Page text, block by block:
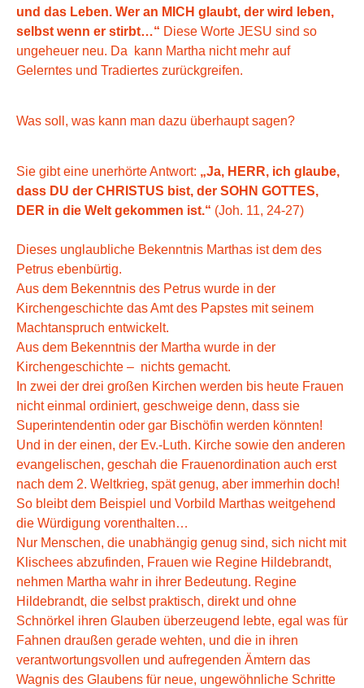
und das Leben. Wer an MICH glaubt, der wird leben,
selbst wenn er stirbt…“ Diese Worte JESU sind so
ungeheuer neu. Da kann Martha nicht mehr auf
Gelerntes und Tradiertes zurückgreifen.
Was soll, was kann man dazu überhaupt sagen?
Sie gibt eine unerhörte Antwort: „Ja, HERR, ich glaube,
dass DU der CHRISTUS bist, der SOHN GOTTES,
DER in die Welt gekommen ist.“ (Joh. 11, 24-27)
Dieses unglaubliche Bekenntnis Marthas ist dem des
Petrus ebenbürtig.
Aus dem Bekenntnis des Petrus wurde in der
Kirchengeschichte das Amt des Papstes mit seinem
Machtanspruch entwickelt.
Aus dem Bekenntnis der Martha wurde in der
Kirchengeschichte – nichts gemacht.
In zwei der drei großen Kirchen werden bis heute Frauen
nicht einmal ordiniert, geschweige denn, dass sie
Superintendentin oder gar Bischöfin werden könnten!
Und in der einen, der Ev.-Luth. Kirche sowie den anderen
evangelischen, geschah die Frauenordination auch erst
nach dem 2. Weltkrieg, spät genug, aber immerhin doch!
So bleibt dem Beispiel und Vorbild Marthas weitgehend
die Würdigung vorenthalten…
Nur Menschen, die unabhängig genug sind, sich nicht mit
Klischees abzufinden, Frauen wie Regine Hildebrandt,
nehmen Martha wahr in ihrer Bedeutung. Regine
Hildebrandt, die selbst praktisch, direkt und ohne
Schnörkel ihren Glauben überzeugend lebte, egal was für
Fahnen draußen gerade wehten, und die in ihren
verantwortungsvollen und aufregenden Ämtern das
Wagnis des Glaubens für neue, ungewöhnliche Schritte